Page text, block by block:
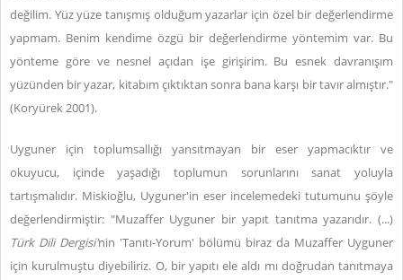
değilim. Yüz yüze tanışmış olduğum yazarlar için özel bir değerlendirme
yapmam. Benim kendime özgü bir değerlendirme yöntemim var. Bu
yönteme göre ve nesnel açıdan işe girişirim. Bu esnek davranışım
yüzünden bir yazar, kitabım çıktıktan sonra bana karşı bir tavır almıştır."
(Koryürek 2001).
Uyguner için toplumsallığı yansıtmayan bir eser yapmacıktır ve
okuyucu, içinde yaşadığı toplumun sorunlarını sanat yoluyla
tartışmalıdır. Miskioğlu, Uyguner'in eser incelemedeki tutumunu şöyle
değerlendirmiştir: "Muzaffer Uyguner bir yapıt tanıtma yazarıdır. (...)
Türk Dili Dergisi'nin 'Tanıtı-Yorum' bölümü biraz da Muzaffer Uyguner
için kurulmuştu diyebiliriz. O, bir yapıtı ele aldı mı doğrudan tanıtmaya